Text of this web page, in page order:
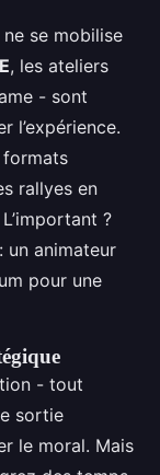
se mobilise
, les ateliers
- sont
l’expérience.
formats
rallyes en
?
un animateur
pour une
- tout
sortie
le moral. Mais